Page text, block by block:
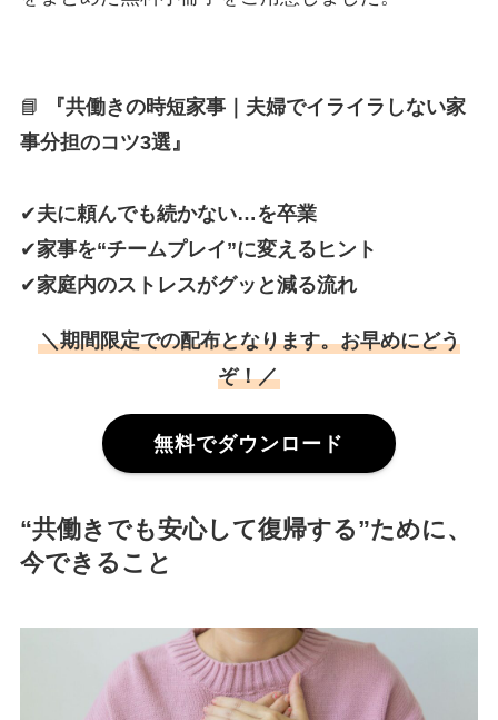
📘
『共働きの時短家事｜夫婦でイライラしない家
事分担のコツ3選』
✔夫に頼んでも続かない…を卒業
✔家事を“チームプレイ”に変えるヒント
✔家庭内のストレスがグッと減る流れ
＼期間限定での配布となります。お早めにどう
ぞ！／
無料でダウンロード
“共働きでも安心して復帰する”ために、
今できること